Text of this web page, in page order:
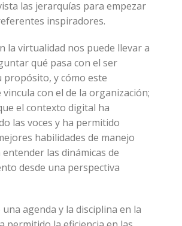
las jerarquías para empezar
inspiradores.
la virtualidad nos puede llevar a
qué pasa con el ser
propósito, y cómo este
con el de la organización;
el contexto digital ha
las voces y ha permitido
habilidades de manejo
las dinámicas de
desde una perspectiva
una agenda y la disciplina en la